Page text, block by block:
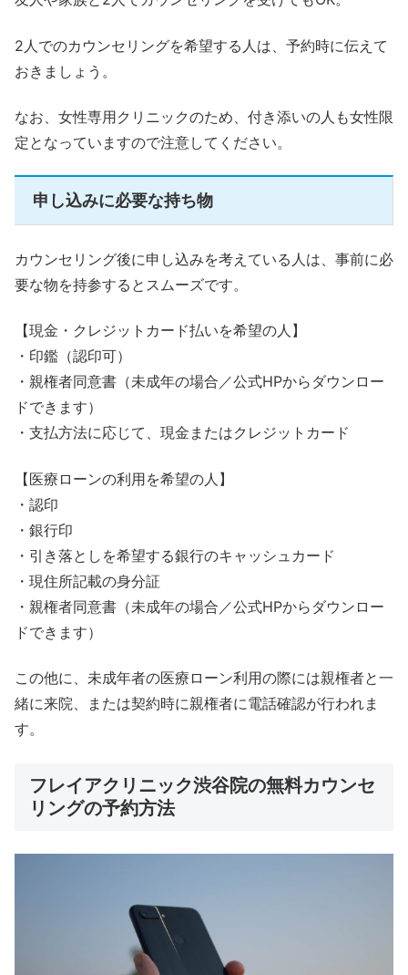
2人でのカウンセリングを希望する人は、予約時に伝えて
おきましょう。
なお、女性専用クリニックのため、付き添いの人も女性限
定となっていますので注意してください。
申し込みに必要な持ち物
カウンセリング後に申し込みを考えている人は、事前に必
要な物を持参するとスムーズです。
【現金・クレジットカード払いを希望の人】
・印鑑（認印可）
・親権者同意書（未成年の場合／公式HPからダウンロー
ドできます）
・支払方法に応じて、現金またはクレジットカード
【医療ローンの利用を希望の人】
・認印
・銀行印
・引き落としを希望する銀行のキャッシュカード
・現住所記載の身分証
・親権者同意書（未成年の場合／公式HPからダウンロー
ドできます）
この他に、未成年者の医療ローン利用の際には親権者と一
緒に来院、または契約時に親権者に電話確認が行われま
す。
フレイアクリニック渋谷院の無料カウンセ
リングの予約方法